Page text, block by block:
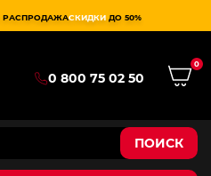
РАСПРОДАЖАСКИДКИ ДО 50%
0 800 75 02 50
0
ПОИСК